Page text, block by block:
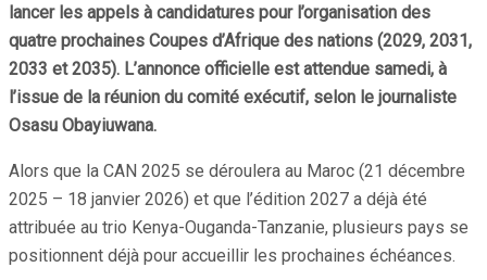
lancer les appels à candidatures pour l’organisation des
quatre prochaines Coupes d’Afrique des nations (2029, 2031,
2033 et 2035). L’annonce officielle est attendue samedi, à
l’issue de la réunion du comité exécutif, selon le journaliste
Osasu Obayiuwana.
Alors que la CAN 2025 se déroulera au Maroc (21 décembre
2025 – 18 janvier 2026) et que l’édition 2027 a déjà été
attribuée au trio Kenya-Ouganda-Tanzanie, plusieurs pays se
positionnent déjà pour accueillir les prochaines échéances.